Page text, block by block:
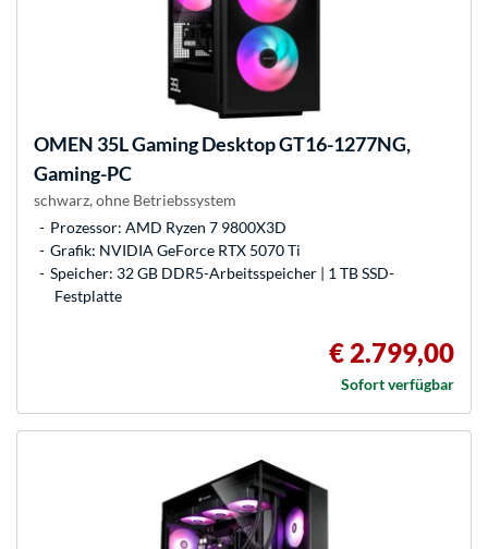
OMEN 35L Gaming Desktop GT16-1277NG,
Gaming-PC
schwarz, ohne Betriebssystem
Prozessor: AMD Ryzen 7 9800X3D
Grafik: NVIDIA GeForce RTX 5070 Ti
Speicher: 32 GB DDR5-Arbeitsspeicher | 1 TB SSD-
Festplatte
€ 2.799,00
Sofort verfügbar